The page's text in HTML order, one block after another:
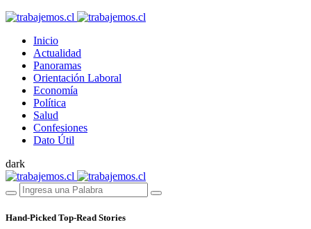
Inicio
Actualidad
Panoramas
Orientación Laboral
Economía
Política
Salud
Confesiones
Dato Útil
dark
Hand-Picked Top-Read Stories